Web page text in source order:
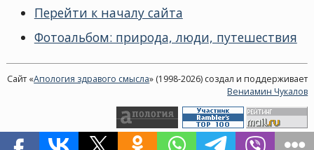
Перейти к началу сайта
Фотоальбом: природа, люди, путешествия
Сайт «Апология здравого смысла» (1998-2026) создал и поддерживает
Вениамин Чукалов